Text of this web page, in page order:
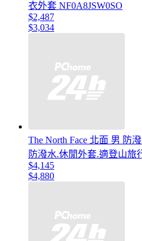
衣外套 NF0A8JSW0SO
$2,487
$3,034
The North Face 北面 男 防
防潑水.休閒外套.適登山旅
$4,145
$4,880